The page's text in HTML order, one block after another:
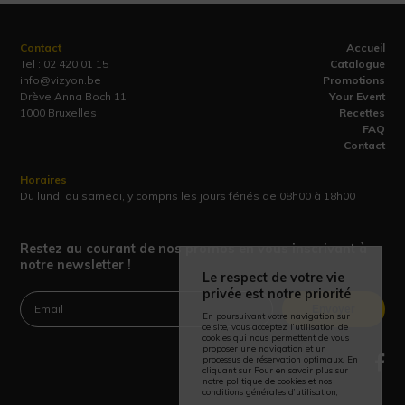
Accueil
Catalogue
Promotions
Your Event
Recettes
FAQ
Contact
Contact
Tel : 02 420 01 15
info@vizyon.be
Drève Anna Boch 11
1000 Bruxelles
Horaires
Du lundi au samedi, y compris les jours fériés de 08h00 à 18h00
Restez au courant de nos promos en vous inscrivant à
notre newsletter !
Le respect de votre vie
privée est notre priorité
En poursuivant votre navigation sur
ce site, vous acceptez l’utilisation de
cookies qui nous permettent de vous
proposer une navigation et un
processus de réservation optimaux. En
cliquant sur Pour en savoir plus sur
notre politique de cookies et nos
conditions générales d’utilisation,